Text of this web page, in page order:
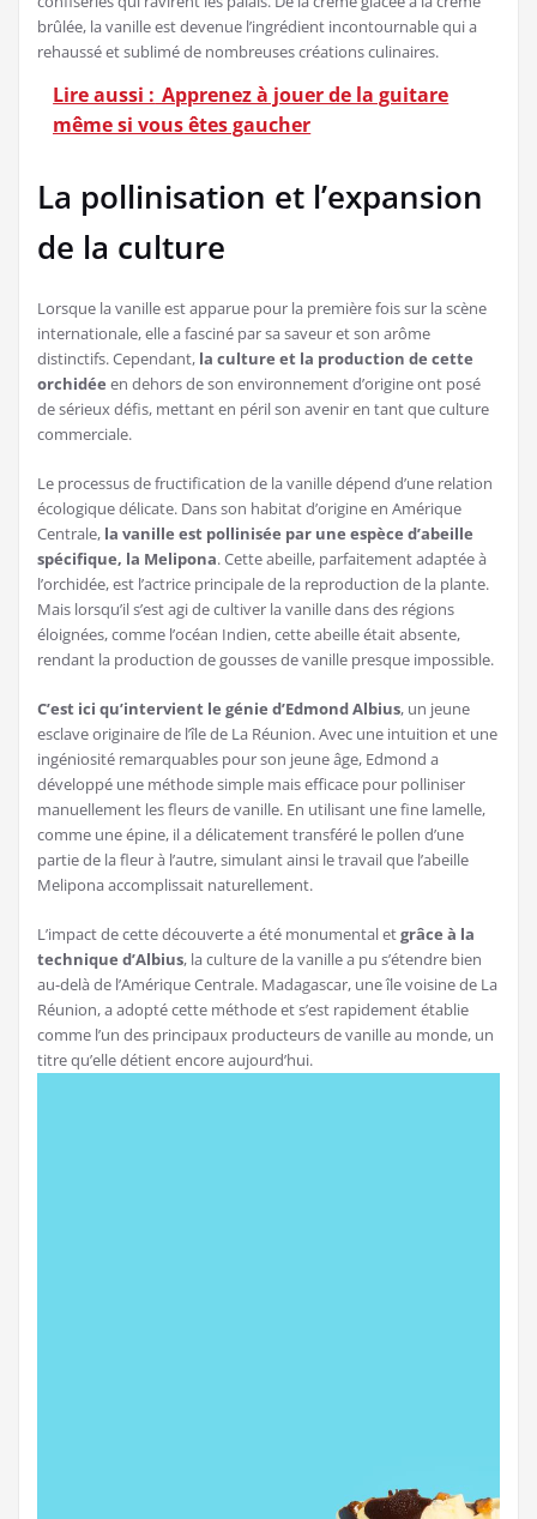
brûlée, la vanille est devenue l’ingrédient incontournable qui a
rehaussé et sublimé de nombreuses créations culinaires.
Lire aussi : Apprenez à jouer de la guitare
même si vous êtes gaucher
La pollinisation et l’expansion
de la culture
Lorsque la vanille est apparue pour la première fois sur la scène
internationale, elle a fasciné par sa saveur et son arôme
distinctifs. Cependant, la culture et la production de cette
orchidée en dehors de son environnement d’origine ont posé
de sérieux défis, mettant en péril son avenir en tant que culture
commerciale.
Le processus de fructification de la vanille dépend d’une relation
écologique délicate. Dans son habitat d’origine en Amérique
Centrale, la vanille est pollinisée par une espèce d’abeille
spécifique, la Melipona. Cette abeille, parfaitement adaptée à
l’orchidée, est l’actrice principale de la reproduction de la plante.
Mais lorsqu’il s’est agi de cultiver la vanille dans des régions
éloignées, comme l’océan Indien, cette abeille était absente,
rendant la production de gousses de vanille presque impossible.
C’est ici qu’intervient le génie d’Edmond Albius, un jeune
esclave originaire de l’île de La Réunion. Avec une intuition et une
ingéniosité remarquables pour son jeune âge, Edmond a
développé une méthode simple mais efficace pour polliniser
manuellement les fleurs de vanille. En utilisant une fine lamelle,
comme une épine, il a délicatement transféré le pollen d’une
partie de la fleur à l’autre, simulant ainsi le travail que l’abeille
Melipona accomplissait naturellement.
L’impact de cette découverte a été monumental etgrâce à la
technique d’Albius, la culture de la vanille a pu s’étendre bien
au-delà de l’Amérique Centrale. Madagascar, une île voisine de La
Réunion, a adopté cette méthode et s’est rapidement établie
comme l’un des principaux producteurs de vanille au monde, un
titre qu’elle détient encore aujourd’hui.